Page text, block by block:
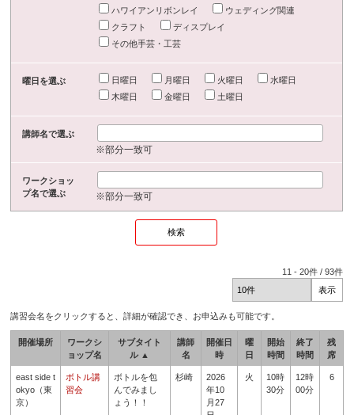
ハワイアンリボンレイ
ウェディング関連
クラフト
ディスプレイ
その他手芸・工芸
曜日を選ぶ 日曜日 月曜日 火曜日
水曜日
木曜日
金曜日 土曜日
講師名で選ぶ
※部分一致可
ワークショッ
プ名で選ぶ
※部分一致可
11 -20件 /93件
講習会名をクリックすると、詳細が確認でき、お申込みも可能です。
開催場所
ワークシ
ョップ名
サブタイト
ル ▲
講師
名
開催日
時
曜
日
開始
時間
終了
時間
残
席
east side t
okyo（東
京）
ボトル講
習会
ボトルを包
んでみまし
ょう！！
杉崎
2026
年10
月27
火
10時
30分
12時
00分
6